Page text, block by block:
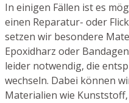
In einigen Fällen ist es
einen Reparatur- oder
setzen wir besondere
Epoxidharz oder
leider notwendig, die
wechseln. Dabei können
Materialien wie